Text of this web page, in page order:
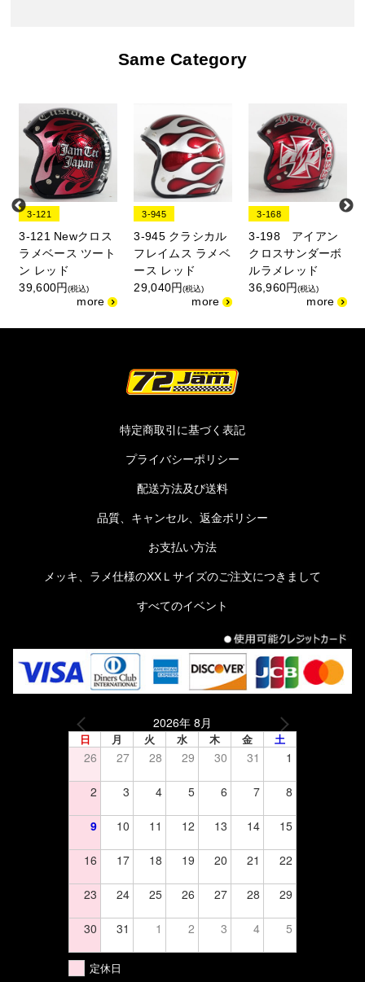
Same Category
3-121
3-121 Newクロス
ラメベース ツート
ン レッド
39,600円(税込)
3-945
3-945 クラシカル
フレイムス ラメベ
ース レッド
29,040円(税込)
3-168
3-198 アイアン
クロスサンダーボ
ルラメレッド
36,960円(税込)
特定商取引に基づく表記
プライバシーポリシー
配送方法及び送料
品質、キャンセル、返金ポリシー
お支払い方法
メッキ、ラメ仕様のXXＬサイズのご注文につきまして
すべてのイベント
2026年 8月
日 月 火 水 木 金 土
26 27 28 29 30 31 1
2 3 4 5 6 7 8
9 10 11 12 13 14 15
16 17 18 19 20 21 22
23 24 25 26 27 28 29
30 31 1 2 3 4 5
定休日